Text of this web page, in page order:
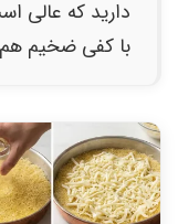
دارید که عالی
با کفی ضخیم هم